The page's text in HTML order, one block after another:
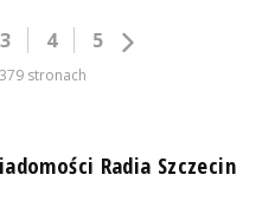
3 4 5
stronach
Radia Szczecin